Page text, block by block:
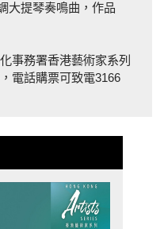
大提琴奏鳴曲，作品
事務署香港藝術家系列
電話購票可致電3166